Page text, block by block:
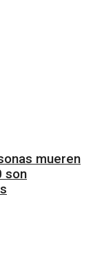
mueren
son